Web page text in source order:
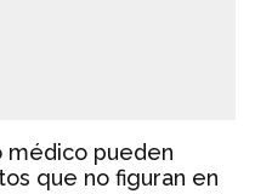
médico pueden
que no figuran en